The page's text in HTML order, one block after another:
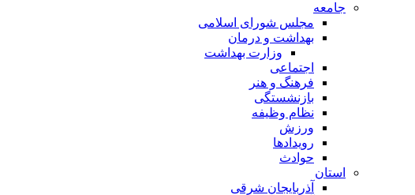
جامعه
مجلس شورای اسلامی
بهداشت و درمان
وزارت بهداشت
اجتماعی
فرهنگ و هنر
بازنشستگی
نظام وظیفه
ورزش
رویدادها
حوادث
استان
آذربایجان شرقی